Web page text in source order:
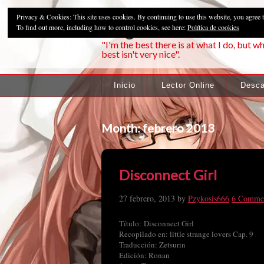
"I'm the best there is at what I do, but
best isn't very nice".
Inicio Lector Online
Month:febrero 2013
Disconnect Girl
27 febrero, 2013 by Pzykosis666 6
Título: Disconnect Girl
Recopilado en: little strange lovers Cap. 9
Traducción: Zetsurin
Edición: Ronan
Privacy & Cookies: This site uses cookies. By continuing to use this website, you agree
To find out more, including how to control cookies, see here:Política de cookies